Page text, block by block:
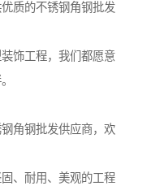
质的不锈钢角钢批发
饰工程，我们都愿意
角钢批发供应商，欢
、耐用、美观的工程